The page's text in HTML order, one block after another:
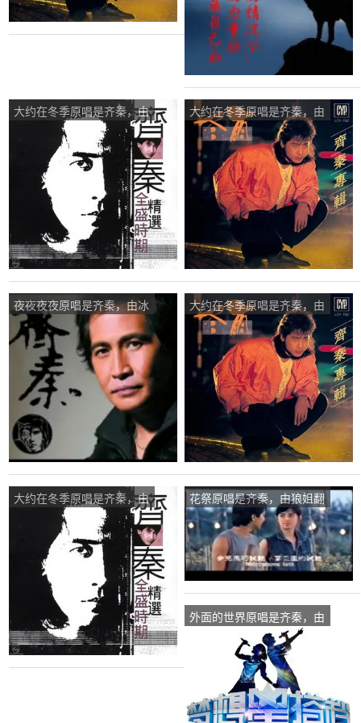
大约在冬季原唱是齐秦，由
回忆翻唱(播放:16)
大约在冬季原唱是齐秦，由
明天会更好，小叶翻唱(播
放:10)
夜夜夜夜原唱是齐秦，由冰
魂..忙碌中翻唱(播放:242)
大约在冬季原唱是齐秦，由
心❁语翻唱(播放:129)
大约在冬季原唱是齐秦，由
心平气和翻唱(播放:97)
花祭原唱是齐秦，由狼姐翻
唱(播放:81)
外面的世界原唱是齐秦，由
想着你的好翻唱(播放:91)